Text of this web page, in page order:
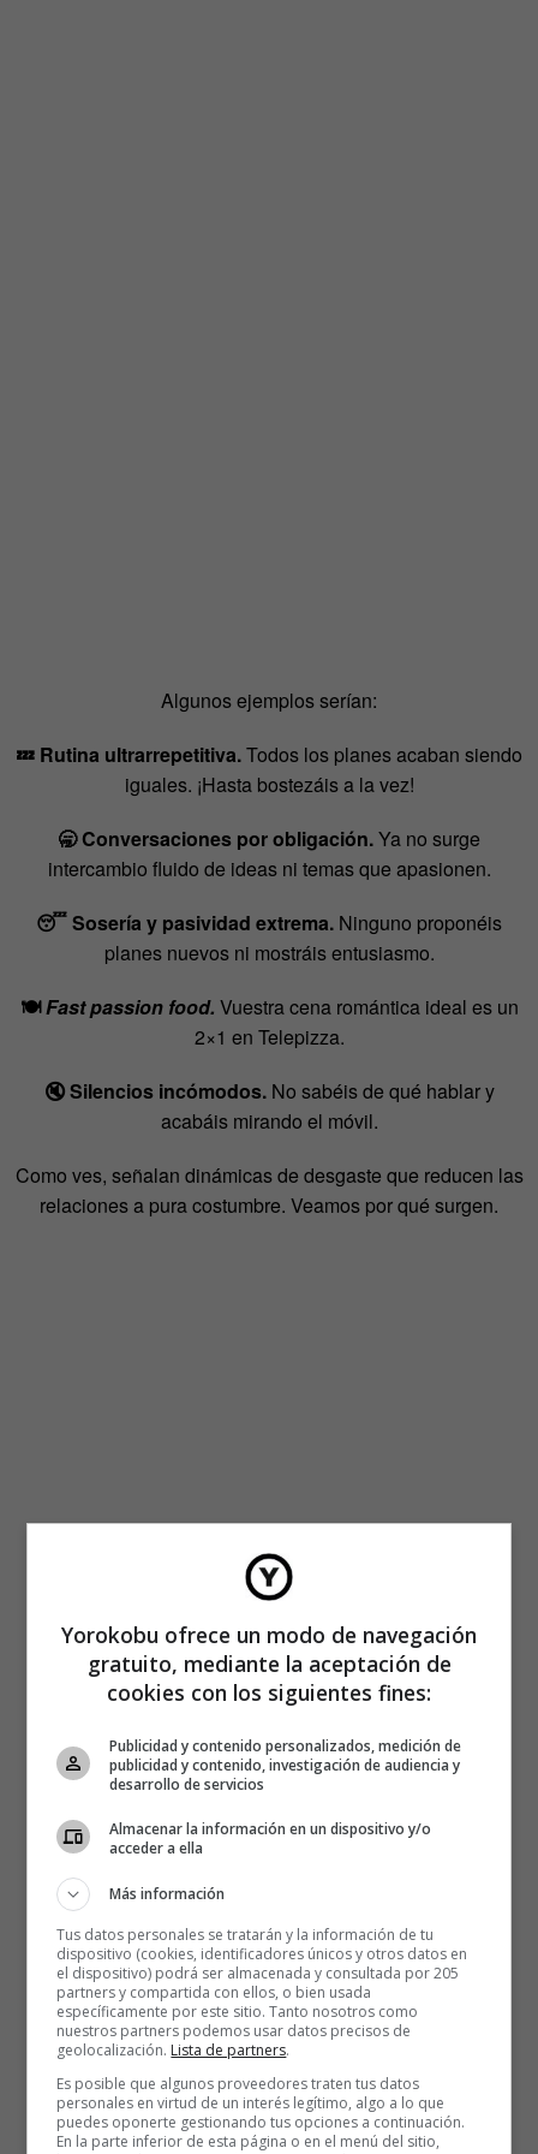
Algunos ejemplos serían:
💤 Rutina ultrarrepetitiva.Todos los planes acaban siendo
iguales. ¡Hasta bostezáis a la vez!
🥱 Conversaciones por obligación.Ya no surge
intercambio fluido de ideas ni temas que apasionen.
😴 Sosería y pasividad extrema. Ninguno proponéis
planes nuevos ni mostráis entusiasmo.
🍽️Fast passion food. Vuestra cena romántica ideal es un
2×1 en Telepizza.
🔇 Silencios incómodos.No sabéis de qué hablar y
acabáis mirando el móvil.
Como ves, señalan dinámicas de desgaste que reducen las
relaciones a pura costumbre. Veamos por qué surgen.
Principales motivos tras este
‘paneo’ emocional
Yorokobu ofrece un modo de navegación
gratuito, mediante la aceptación de
cookies con los siguientes fines:
Publicidad y contenido personalizados, medición de
publicidad y contenido, investigación de audiencia y
desarrollo de servicios
Almacenar la información en un dispositivo y/o
acceder a ella
Más información
Tus datos personales se tratarán y la información de tu
dispositivo (cookies, identificadores únicos y otros datos en
el dispositivo) podrá ser almacenada y consultada por 205
partners y compartida con ellos, o bien usada
específicamente por este sitio. Tanto nosotros como
nuestros partners podemos usar datos precisos de
geolocalización. Lista de partners.
Es posible que algunos proveedores traten tus datos
personales en virtud de un interés legítimo, algo a lo que
puedes oponerte gestionando tus opciones a continuación.
En la parte inferior de esta página o en el menú del sitio,